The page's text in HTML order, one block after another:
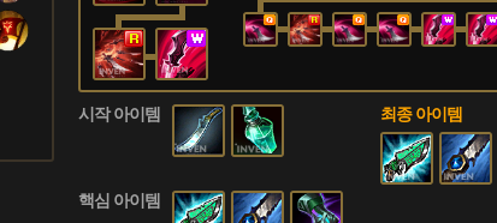
시작 아이템
핵심 아이템
최종 아이템